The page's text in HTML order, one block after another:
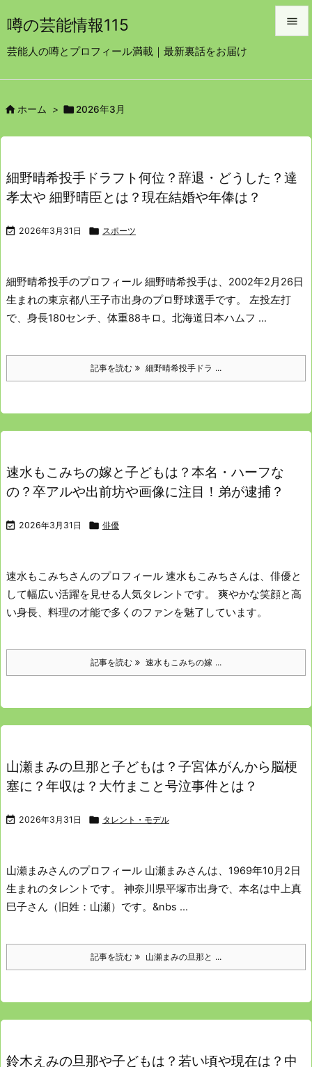
噂の芸能情報115
芸能人の噂とプロフィール満載｜最新裏話をお届け

前へ
次へ
ホーム >  2026年3月
細野晴希投手ドラフト何位？辞退・どうした？達
孝太や 細野晴臣とは？現在結婚や年俸は？
 2026年3月31日  スポーツ
細野晴希投手のプロフィール 細野晴希投手は、2002年2月26日
生まれの東京都八王子市出身のプロ野球選手です。
左投左打
で、身長180センチ、体重88キロ。北海道日本ハムフ ...
記事を読む 細野晴希投手ドラ ...
速水もこみちの嫁と子どもは？本名・ハーフな
の？卒アルや出前坊や画像に注目！弟が逮捕？
 2026年3月31日  俳優
速水もこみちさんのプロフィール 速水もこみちさんは、俳優と
して幅広い活躍を見せる人気タレントです。
爽やかな笑顔と高
い身長、料理の才能で多くのファンを魅了しています。
記事を読む 速水もこみちの嫁 ...
山瀬まみの旦那と子どもは？子宮体がんから脳梗
塞に？年収は？大竹まこと号泣事件とは？
 2026年3月31日  タレント・モデル
山瀬まみさんのプロフィール 山瀬まみさんは、1969年10月2日
生まれのタレントです。
神奈川県平塚市出身で、本名は中上真
巳子さん（旧姓：山瀬）です。 &nbs ...
記事を読む 山瀬まみの旦那と ...
鈴木えみの旦那や子どもは？若い頃や現在は？中